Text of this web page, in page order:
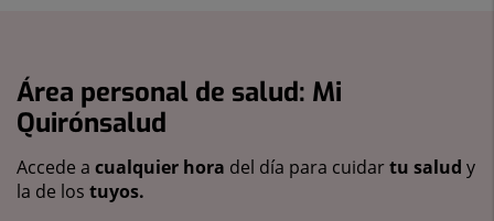
Área personal de salud: Mi
Quirónsalud
Accede a cualquier hora del día para cuidartu salud y
la de los tuyos.